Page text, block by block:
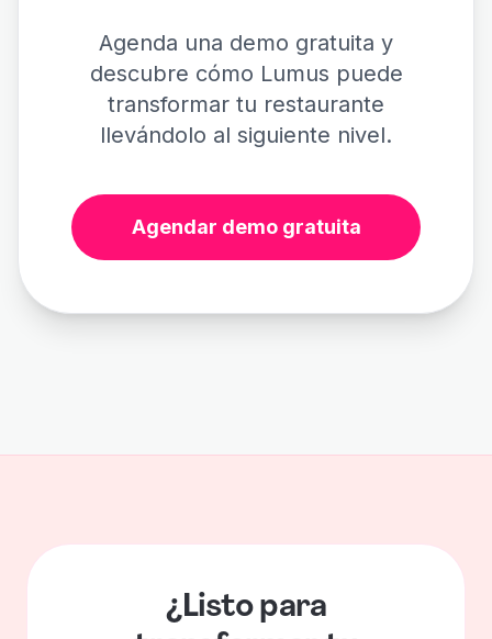
Agenda una demo gratuita y
descubre cómo Lumus puede
transformar tu restaurante
llevándolo al siguiente nivel.
Agendar demo gratuita
¿Listo para